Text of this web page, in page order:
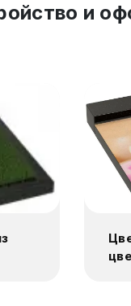
и